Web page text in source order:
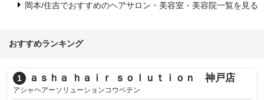
岡本/住吉でおすすめのヘアサロン・美容室・美容院一覧を見る
おすすめランキング
2 ＤＩＰＥＲＣＨＥ union
ディパーチェユニオン